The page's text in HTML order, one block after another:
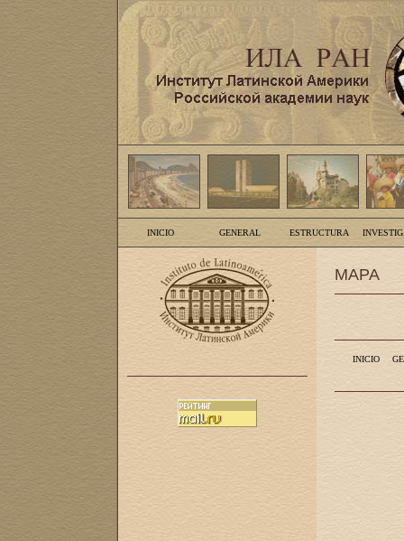
INICIO GENERAL ESTRUCTURA
MAPA
INICIO